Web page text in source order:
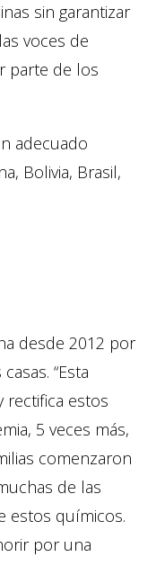
sin garantizar
voces de
parte de los
adecuado
Bolivia, Brasil,
desde 2012 por
“Esta
rectifica estos
5 veces más,
comenzaron
de las
estos químicos.
por una